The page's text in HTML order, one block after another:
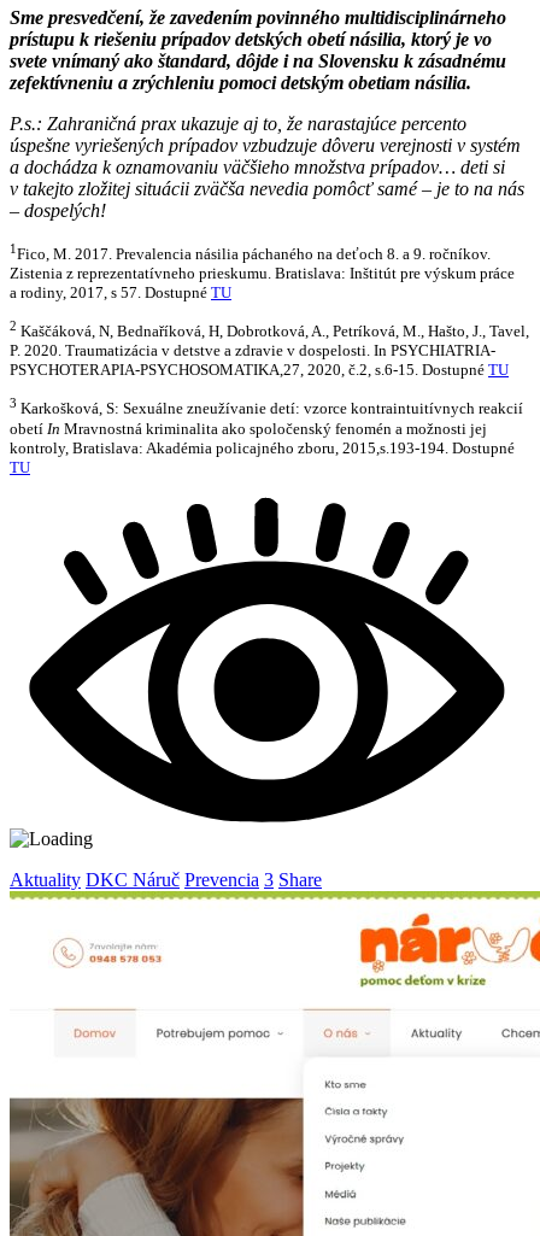
Sme presvedčení, že zavedením povinného multidisciplinárneho
prístupu k riešeniu prípadov detských obetí násilia, ktorý je vo
svete vnímaný ako štandard, dôjde i na Slovensku k zásadnému
zefektívneniu a zrýchleniu pomoci detským obetiam násilia.
P.s.: Zahraničná prax ukazuje aj to, že narastajúce percento
úspešne vyriešených prípadov vzbudzuje dôveru verejnosti v systém
a dochádza k oznamovaniu väčšieho množstva prípadov… deti si
v takejto zložitej situácii zväčša nevedia pomôcť samé – je to na nás
– dospelých!
1Fico, M. 2017. Prevalencia násilia páchaného na deťoch 8. a 9. ročníkov.
Zistenia z reprezentatívneho prieskumu. Bratislava: Inštitút pre výskum práce
a rodiny, 2017, s 57. Dostupné TU
2 Kaščáková, N, Bednaříková, H, Dobrotková, A., Petríková, M., Hašto, J., Tavel,
P. 2020. Traumatizácia v detstve a zdravie v dospelosti. In PSYCHIATRIA-
PSYCHOTERAPIA-PSYCHOSOMATIKA,27, 2020, č.2, s.6-15. Dostupné TU
3 Karkošková, S: Sexuálne zneužívanie detí: vzorce kontraintuitívnych reakcií
obetí In Mravnostná kriminalita ako spoločenský fenomén a možnosti jej
kontroly, Bratislava: Akadémia policajného zboru, 2015,s.193-194. Dostupné
TU
Aktuality DKC Náruč Prevencia 3 Share